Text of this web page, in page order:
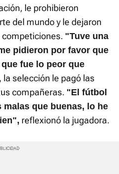
le prohibieron
del mundo y le dejaron
competiciones. "Tuve una
pidieron por favor que
fue lo peor que
la selección le pagó las
compañeras. "El fútbol
malas que buenas, lo he
reflexionó la jugadora.